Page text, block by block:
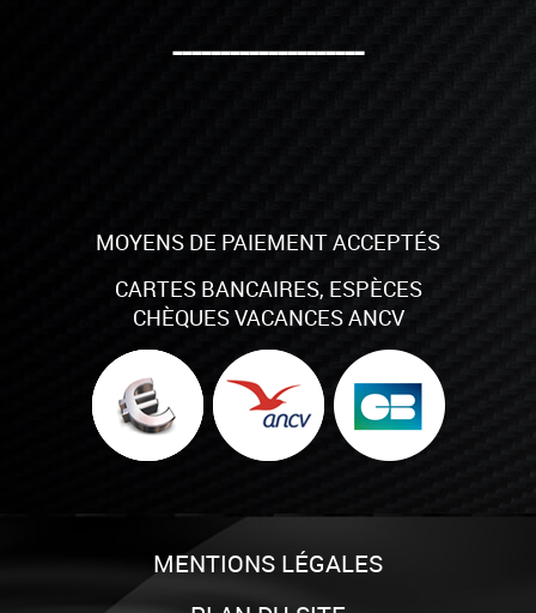
--------------------
MOYENS DE PAIEMENT ACCEPTÉS
CARTES BANCAIRES, ESPÈCES
CHÈQUES VACANCES ANCV
MENTIONS LÉGALES